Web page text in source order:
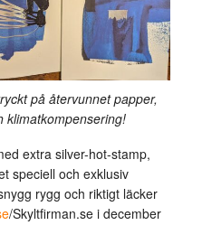
på återvunnet papper,
klimatkompensering!
extra silver-hot-stamp,
speciell och exklusiv
rygg och riktigt läcker
/Skyltfirman.se i december